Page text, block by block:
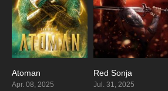
Atoman
Apr. 08, 2025
Red Sonja
Jul. 31, 2025